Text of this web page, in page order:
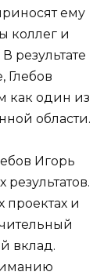
ему
коллег и
результате
Глебов
как один из
области.
Игорь
проектах и
вклад.